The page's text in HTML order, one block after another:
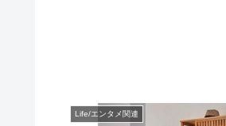
Life/エンタメ関連